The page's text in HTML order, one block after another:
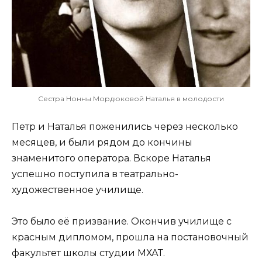
Сестра Нонны Мордюковой Наталья в молодости
Петр и Наталья поженились через несколько
месяцев, и были рядом до кончины
знаменитого оператора. Вскоре Наталья
успешно поступила в театрально-
художественное училище.
Это было её призвание. Окончив училище с
красным дипломом, прошла на постановочный
факультет школы студии МХАТ.